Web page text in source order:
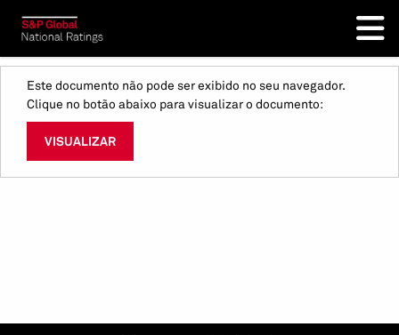
Este documento não pode ser exibido no seu navegador.
Clique no botão abaixo para visualizar o documento:
VISUALIZAR